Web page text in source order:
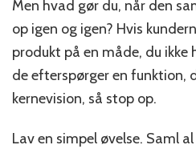
Men hvad gør du, når den
op igen og igen? Hvis
produkt på en måde, du ikke
de efterspørger en funktion,
kernevision, så stop op.
Lav en simpel øvelse. Saml